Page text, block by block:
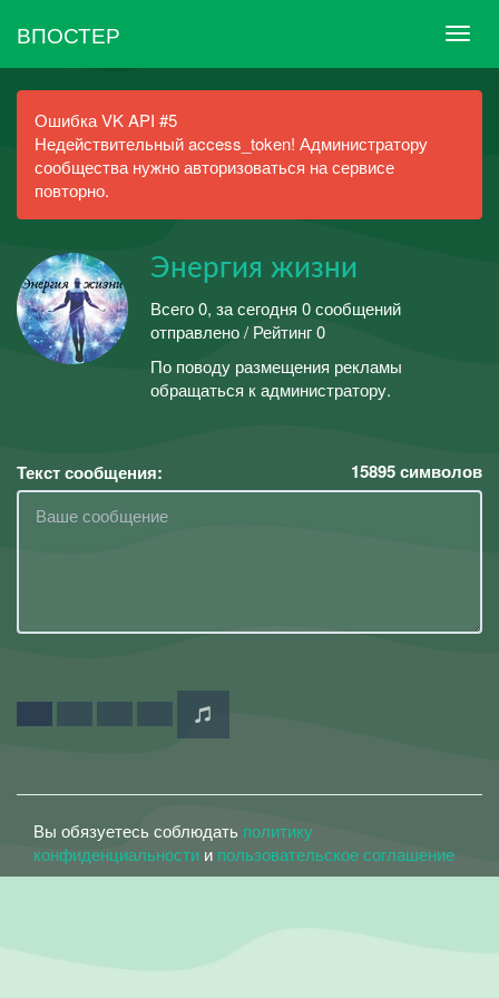
ВПОСТЕР
Ошибка VK API #5
Недействительный access_token! Администратору
сообщества нужно авторизоваться на сервисе
повторно.
Энергия жизни
Всего 0, за сегодня 0 сообщений
отправлено / Рейтинг 0
По поводу размещения рекламы
обращаться к администратору.
Текст сообщения: 15895символов
Вы обязуетесь соблюдать политику
конфиденциальности и пользовательское соглашение